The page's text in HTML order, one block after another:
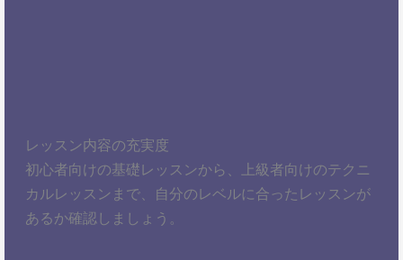
レッスン内容の充実度
初心者向けの基礎レッスンから、上級者向けのテクニ
カルレッスンまで、自分のレベルに合ったレッスンが
あるか確認しましょう。